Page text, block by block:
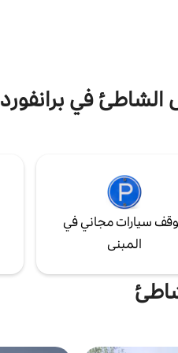
الشاطئ في برانفورد
سيارات مجاني في
المبنى